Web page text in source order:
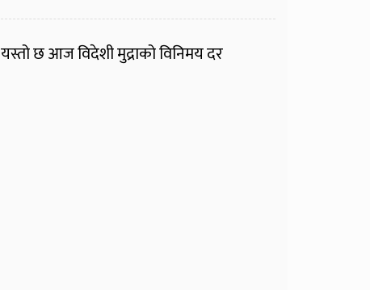
यस्तो छ आज विदेशी मुद्राको विनिमय दर